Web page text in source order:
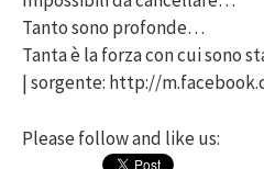
Tanto sono profonde…
Tanta è la forza con cui sono
| sorgente: http://
Please follow and like us: